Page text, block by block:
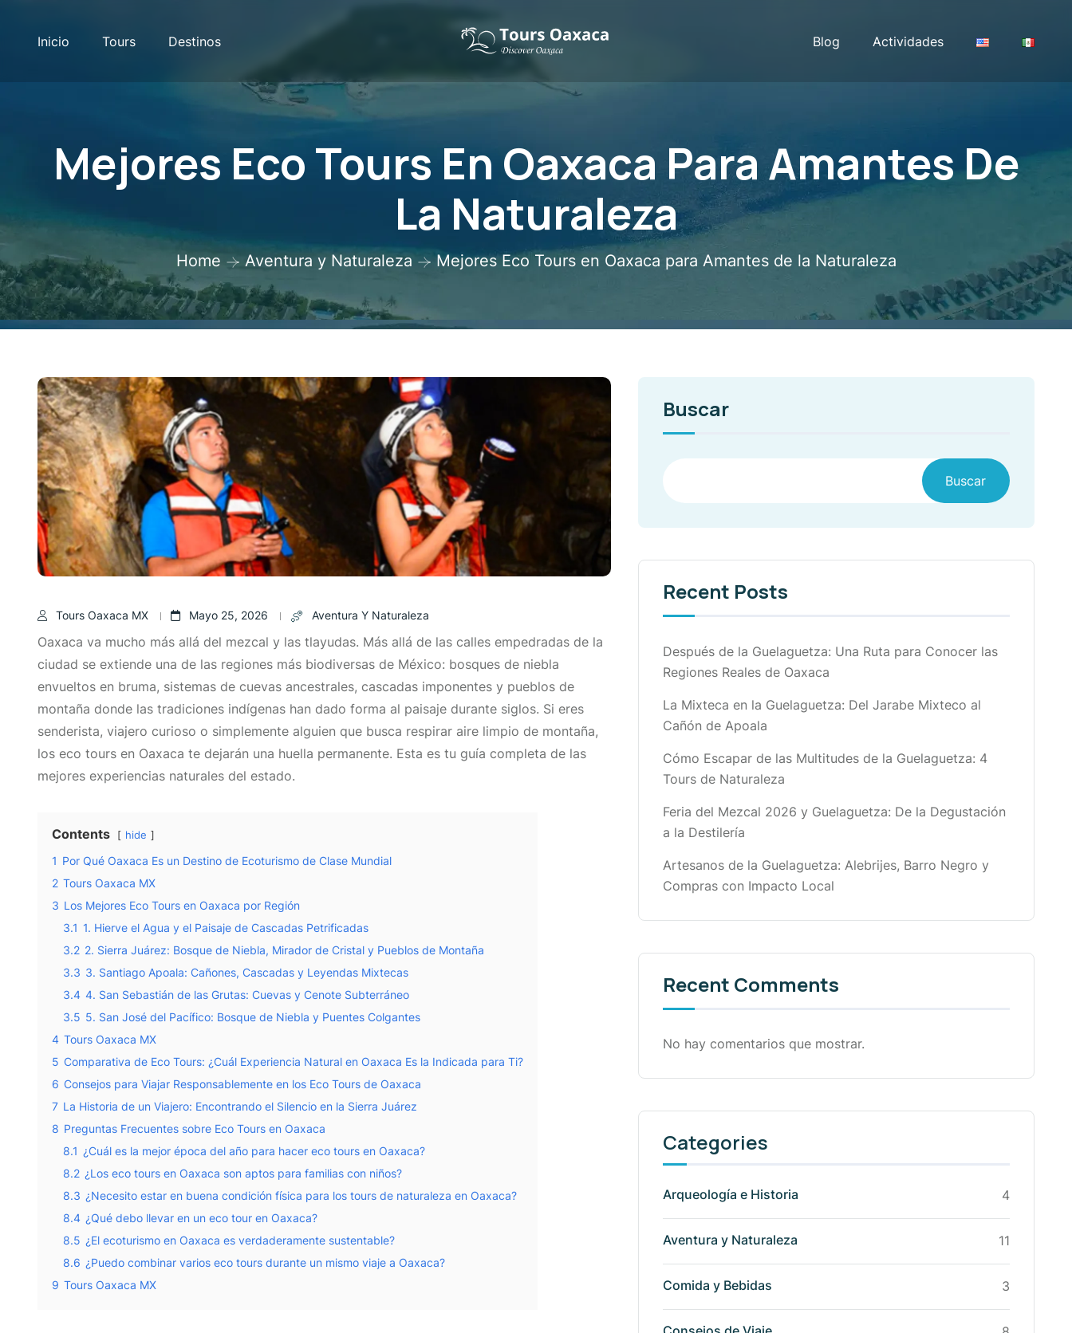
Inicio Tours Destinos Blog Actividades
Mejores Eco Tours En Oaxaca Para Amantes De
La Naturaleza
Home Aventura y Naturaleza Mejores Eco Tours en Oaxaca para Amantes de la Naturaleza
Tours Oaxaca MX Mayo 25, 2026 Aventura Y Naturaleza
Oaxaca va mucho más allá del mezcal y las tlayudas. Más allá de las calles empedradas de la
ciudad se extiende una de las regiones más biodiversas de México: bosques de niebla
envueltos en bruma, sistemas de cuevas ancestrales, cascadas imponentes y pueblos de
montaña donde las tradiciones indígenas han dado forma al paisaje durante siglos. Si eres
senderista, viajero curioso o simplemente alguien que busca respirar aire limpio de montaña,
los eco tours en Oaxaca te dejarán una huella permanente. Esta es tu guía completa de las
mejores experiencias naturales del estado.
Contents hide
1 Por Qué Oaxaca Es un Destino de Ecoturismo de Clase Mundial
2 Tours Oaxaca MX
3 Los Mejores Eco Tours en Oaxaca por Región
3.1 1. Hierve el Agua y el Paisaje de Cascadas Petrificadas
3.2 2. Sierra Juárez: Bosque de Niebla, Mirador de Cristal y Pueblos de Montaña
3.3 3. Santiago Apoala: Cañones, Cascadas y Leyendas Mixtecas
3.4 4. San Sebastián de las Grutas: Cuevas y Cenote Subterráneo
3.5 5. San José del Pacífico: Bosque de Niebla y Puentes Colgantes
4 Tours Oaxaca MX
5 Comparativa de Eco Tours: ¿Cuál Experiencia Natural en Oaxaca Es la Indicada para Ti?
6 Consejos para Viajar Responsablemente en los Eco Tours de Oaxaca
7 La Historia de un Viajero: Encontrando el Silencio en la Sierra Juárez
8 Preguntas Frecuentes sobre Eco Tours en Oaxaca
8.1 ¿Cuál es la mejor época del año para hacer eco tours en Oaxaca?
8.2 ¿Los eco tours en Oaxaca son aptos para familias con niños?
8.3 ¿Necesito estar en buena condición física para los tours de naturaleza en Oaxaca?
8.4 ¿Qué debo llevar en un eco tour en Oaxaca?
8.5 ¿El ecoturismo en Oaxaca es verdaderamente sustentable?
8.6 ¿Puedo combinar varios eco tours durante un mismo viaje a Oaxaca?
9 Tours Oaxaca MX
Buscar
Buscar
Recent Posts
Después de la Guelaguetza: Una Ruta para Conocer las
Regiones Reales de Oaxaca
La Mixteca en la Guelaguetza: Del Jarabe Mixteco al
Cañón de Apoala
Cómo Escapar de las Multitudes de la Guelaguetza: 4
Tours de Naturaleza
Feria del Mezcal 2026 y Guelaguetza: De la Degustación
a la Destilería
Artesanos de la Guelaguetza: Alebrijes, Barro Negro y
Compras con Impacto Local
Recent Comments
No hay comentarios que mostrar.
Categories
Arqueología e Historia 4
Aventura y Naturaleza 11
Comida y Bebidas 3